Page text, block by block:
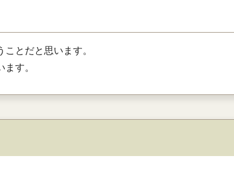
とだと思います。
す。